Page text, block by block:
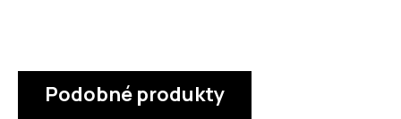
Podobné produkty